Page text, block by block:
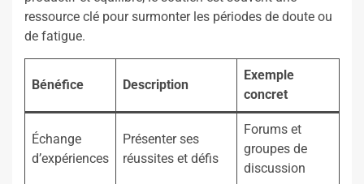
ressource clé pour surmonter les périodes de doute ou
de fatigue.
Bénéfice Description
Exemple
concret
Échange
d’expériences
Présenter ses
réussites et défis
Forums et
groupes de
discussion